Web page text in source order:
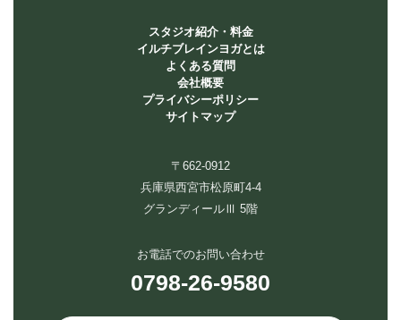
スタジオ紹介・料金
イルチブレインヨガとは
よくある質問
会社概要
プライバシーポリシー
サイトマップ
〒662-0912
兵庫県西宮市松原町4-4
グランディールⅢ 5階
お電話でのお問い合わせ
0798-26-9580